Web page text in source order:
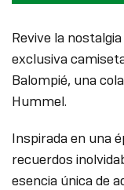
Revive la
exclusiva
Balompié, una
Hummel.
Inspirada en una
recuerdos
esencia única de